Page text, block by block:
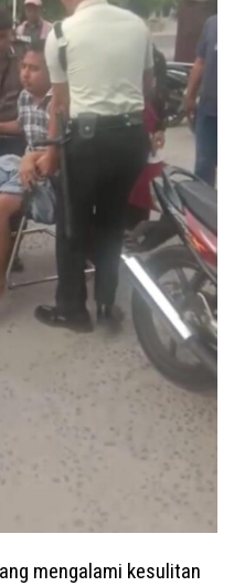
mengalami kesulitan